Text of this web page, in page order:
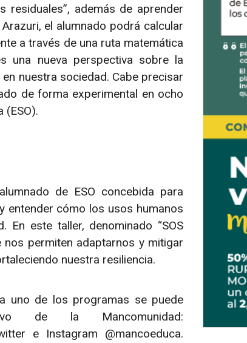
residuales”, además de aprender
el alumnado podrá calcular
a través de una ruta matemática
una nueva perspectiva sobre la
nuestra sociedad. Cabe precisar
de forma experimental en ocho
(ESO).
de ESO concebida para
entender cómo los usos humanos
En este taller, denominado “SOS
permiten adaptarnos y mitigar
nuestra resiliencia.
uno de los programas se puede
de la Mancomunidad:
e Instagram @mancoeduca.